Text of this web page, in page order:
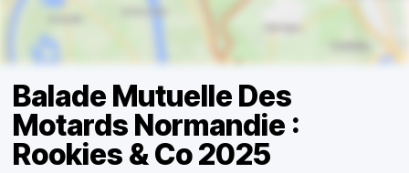
Balade Mutuelle Des
Motards Normandie :
Rookies & Co 2025